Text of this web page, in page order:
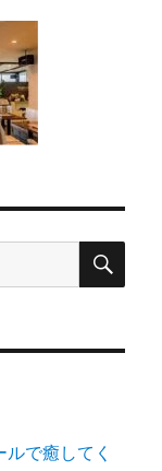
検
で癒してく